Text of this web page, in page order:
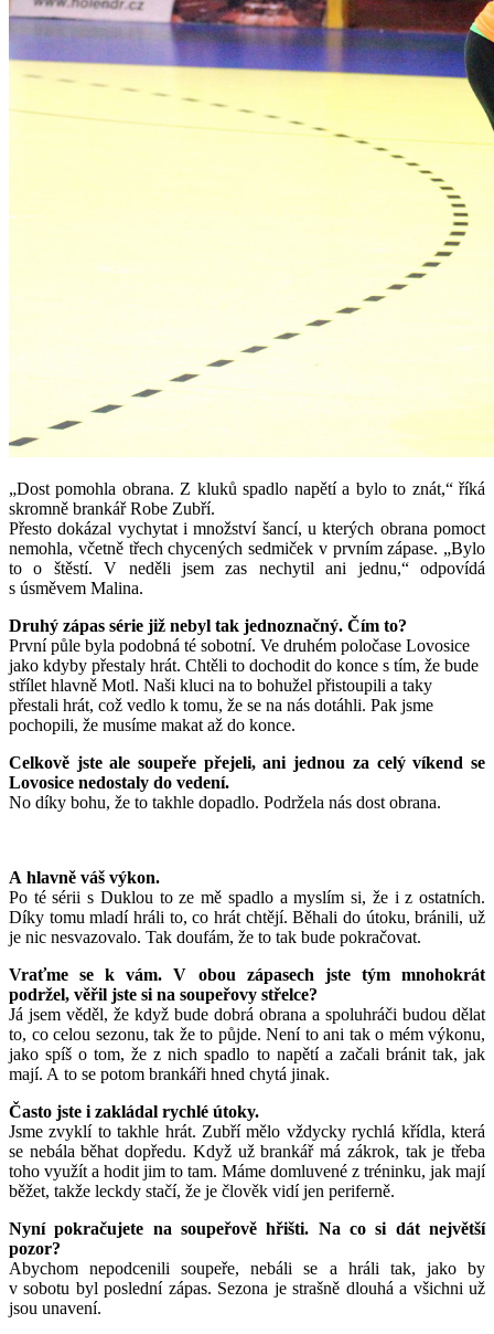
„Dost pomohla obrana. Z kluků spadlo napětí a bylo to znát,“ říká
skromně brankář Robe Zubří.
Přesto dokázal vychytat i množství šancí, u kterých obrana pomoct
nemohla, včetně třech chycených sedmiček v prvním zápase. „Bylo
to o štěstí. V neděli jsem zas nechytil ani jednu,“ odpovídá
s úsměvem Malina.
Druhý zápas série již nebyl tak jednoznačný. Čím to?
První půle byla podobná té sobotní. Ve druhém poločase Lovosice
jako kdyby přestaly hrát. Chtěli to dochodit do konce s tím, že bude
střílet hlavně Motl. Naši kluci na to bohužel přistoupili a taky
přestali hrát, což vedlo k tomu, že se na nás dotáhli. Pak jsme
pochopili, že musíme makat až do konce.
Celkově jste ale soupeře přejeli, ani jednou za celý víkend se
Lovosice nedostaly do vedení.
No díky bohu, že to takhle dopadlo. Podržela nás dost obrana.
A hlavně váš výkon.
Po té sérii s Duklou to ze mě spadlo a myslím si, že i z ostatních.
Díky tomu mladí hráli to, co hrát chtějí. Běhali do útoku, bránili, už
je nic nesvazovalo. Tak doufám, že to tak bude pokračovat.
Vraťme se k vám. V obou zápasech jste tým mnohokrát
podržel, věřil jste si na soupeřovy střelce?
Já jsem věděl, že když bude dobrá obrana a spoluhráči budou dělat
to, co celou sezonu, tak že to půjde. Není to ani tak o mém výkonu,
jako spíš o tom, že z nich spadlo to napětí a začali bránit tak, jak
mají. A to se potom brankáři hned chytá jinak.
Často jste i zakládal rychlé útoky.
Jsme zvyklí to takhle hrát. Zubří mělo vždycky rychlá křídla, která
se nebála běhat dopředu. Když už brankář má zákrok, tak je třeba
toho využít a hodit jim to tam. Máme domluvené z tréninku, jak mají
běžet, takže leckdy stačí, že je člověk vidí jen periferně.
Nyní pokračujete na soupeřově hřišti. Na co si dát největší
pozor?
Abychom nepodcenili soupeře, nebáli se a hráli tak, jako by
v sobotu byl poslední zápas. Sezona je strašně dlouhá a všichni už
jsou unavení.